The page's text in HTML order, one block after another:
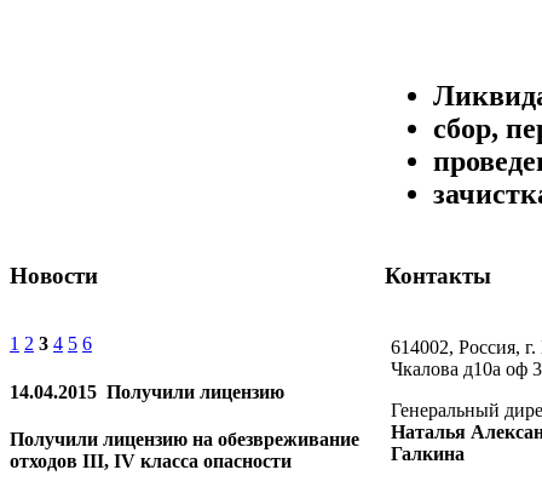
сбор,
Новости
1 2 3 4 5 6
14.04.2015 Получили лицензию
Получили лицензию на обезвреживание
отходов III, IV класса опасности
Контакты
614002, Россия,
Чкалова д10а оф 3
Генеральный
Наталья
Галкина